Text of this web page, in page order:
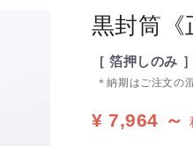
黒封筒《
［ 箔押しのみ
＊納期はご注文の
¥ 7,964 ～